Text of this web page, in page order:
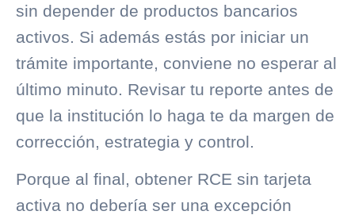
sin depender de productos bancarios
activos. Si además estás por iniciar un
trámite importante, conviene no esperar al
último minuto. Revisar tu reporte antes de
que la institución lo haga te da margen de
corrección, estrategia y control.
Porque al final, obtener RCE sin tarjeta
activa no debería ser una excepción